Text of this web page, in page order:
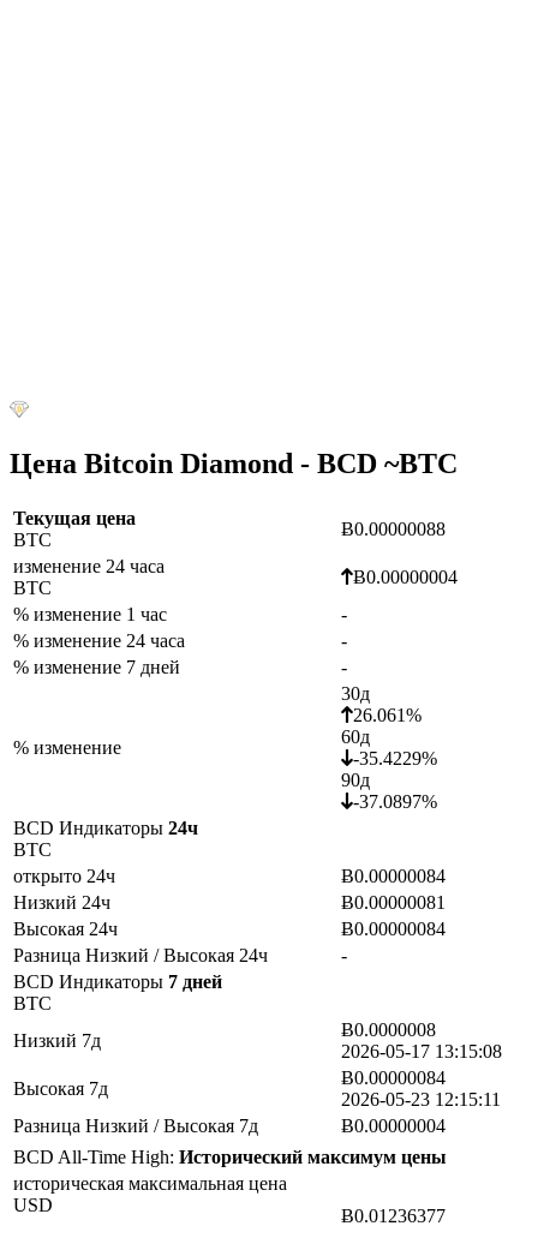
Цена Bitcoin Diamond - BCD ~BTC
Текущая цена
BTC
Ƀ0.00000088
изменение 24 часа
BTC
Ƀ0.00000004
% изменение 1 час
-
% изменение 24 часа
-
% изменение 7 дней
-
% изменение
30д
26.061%
60д
-35.4229%
90д
-37.0897%
BCD Индикаторы 24ч
BTC
открыто 24ч
Ƀ0.00000084
Низкий 24ч
Ƀ0.00000081
Высокая 24ч
Ƀ0.00000084
Разница Низкий / Высокая 24ч
-
BCD Индикаторы 7 дней
BTC
Низкий 7д
Ƀ0.0000008
2026-05-17 13:15:08
Высокая 7д
Ƀ0.00000084
2026-05-23 12:15:11
Разница Низкий / Высокая 7д
Ƀ0.00000004
BCD All-Time High: Исторический максимум цены
историческая максимальная цена
USD
Ƀ0.01236377